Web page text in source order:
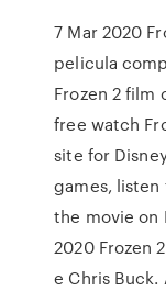
7 Mar 2020
pelicula
Frozen 2 film
free watch
site for
games,
the movie on
2020 Frozen
e Chris Buck.